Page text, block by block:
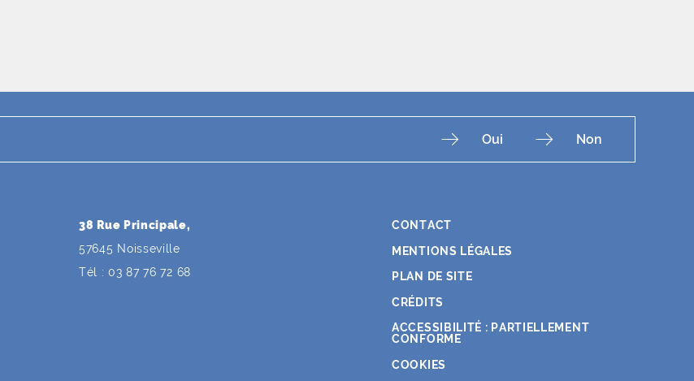
Non
Oui
38 Rue Principale,
57645 Noisseville
Tél : 03 87 76 72 68
CONTACT
MENTIONS LÉGALES
PLAN DE SITE
CRÉDITS
ACCESSIBILITÉ : PARTIELLEMENT
CONFORME
COOKIES